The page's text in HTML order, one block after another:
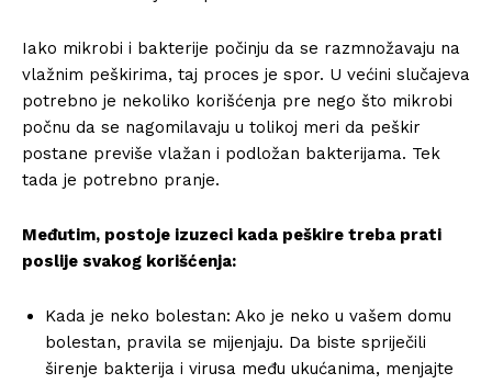
Iako mikrobi i bakterije počinju da se razmnožavaju na
vlažnim peškirima, taj proces je spor. U većini slučajeva
potrebno je nekoliko korišćenja pre nego što mikrobi
počnu da se nagomilavaju u tolikoj meri da peškir
postane previše vlažan i podložan bakterijama. Tek
tada je potrebno pranje.
Međutim, postoje izuzeci kada peškire treba prati
poslije svakog korišćenja:
Kada je neko bolestan: Ako je neko u vašem domu
bolestan, pravila se mijenjaju. Da biste spriječili
širenje bakterija i virusa među ukućanima, menjajte